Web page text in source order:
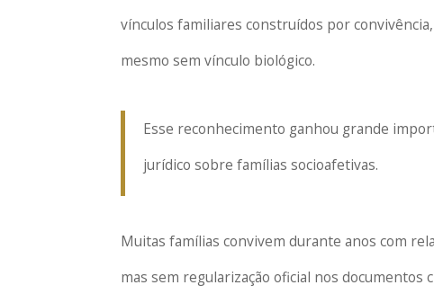
vínculos familiares construídos por
mesmo sem vínculo biológico.
Esse reconhecimento ganhou grande
jurídico sobre famílias socioafetivas.
Muitas famílias convivem durante anos com
mas sem regularização oficial nos documentos